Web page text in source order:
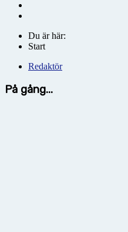
Du är här:
Start
Redaktör
På gång...